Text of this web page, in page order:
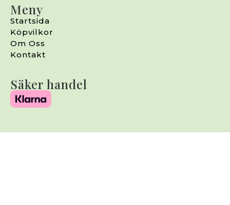
Meny
Startsida
Köpvilkor
Om Oss
Kontakt
Säker handel